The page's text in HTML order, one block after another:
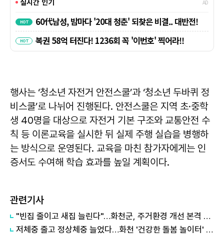
행사는 ‘청소년 자전거 안전스쿨’과 ‘청소년 두바퀴 정
비스쿨’로 나뉘어 진행된다. 안전스쿨은 지역 초·중학
생 40명을 대상으로 자전거 기본 구조와 교통안전 수
칙 등 이론교육을 실시한 뒤 실제 주행 실습을 병행하
는 방식으로 운영된다. 교육을 마친 참가자에게는 인
증서도 수여해 학습 효과를 높일 계획이다.
관련기사
"빈집 줄이고 새집 늘린다"…화천군, 주거환경 개선 본격 추진
저체중 줄고 정상체중 늘었다…화천 '건강한 돌봄 놀이터' 효과 입증